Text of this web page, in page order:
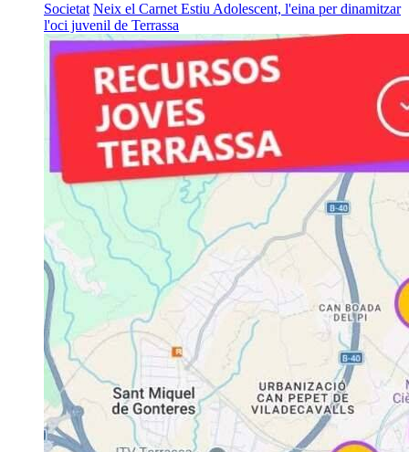
Societat Neix el Carnet Estiu Adolescent, l'eina per dinamitzar
l'oci juvenil de Terrassa